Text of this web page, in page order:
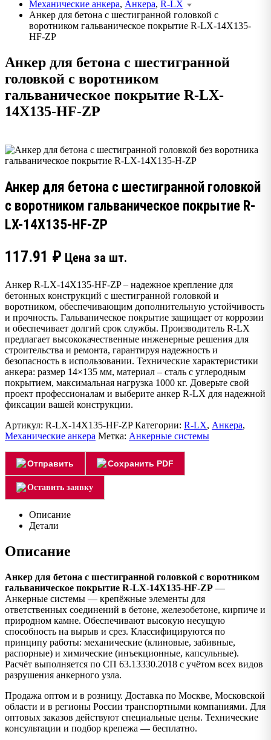
Механические анкера, Анкера, R-LX
Анкер для бетона с шестигранной головкой с
воротником гальваническое покрытие R-LX-14X135-
HF-ZP
Анкер для бетона с шестигранной
головкой с воротником
гальваническое покрытие R-LX-
14X135-HF-ZP
Анкер для бетона с шестигранной головкой
с воротником гальваническое покрытие R-
LX-14X135-HF-ZP
117.91 ₽ Цена за шт.
Анкер R-LX-14X135-HF-ZP – надежное крепление для
бетонных конструкций с шестигранной головкой и
воротником, обеспечивающим дополнительную устойчивость
и прочность. Гальваническое покрытие защищает от коррозии
и обеспечивает долгий срок службы. Производитель R-LX
предлагает высококачественные инженерные решения для
строительства и ремонта, гарантируя надежность и
безопасность в использовании. Технические характеристики
анкера: размер 14×135 мм, материал – сталь с углеродным
покрытием, максимальная нагрузка 1000 кг. Доверьте свой
проект профессионалам и выберите анкер R-LX для надежной
фиксации вашей конструкции.
Артикул: R-LX-14X135-HF-ZP Категории: R-LX, Анкера,
Механические анкера Метка: Анкерные системы
Отправить Сохранить PDF
Оставить заявку
Описание
Детали
Описание
Анкер для бетона с шестигранной головкой с воротником
гальваническое покрытие R-LX-14X135-HF-ZP —
Анкерные системы — крепёжные элементы для
ответственных соединений в бетоне, железобетоне, кирпиче и
природном камне. Обеспечивают высокую несущую
способность на вырыв и срез. Классифицируются по
принципу работы: механические (клиновые, забивные,
распорные) и химические (инъекционные, капсульные).
Расчёт выполняется по СП 63.13330.2018 с учётом всех видов
разрушения анкерного узла.
Продажа оптом и в розницу. Доставка по Москве, Московской
области и в регионы России транспортными компаниями. Для
оптовых заказов действуют специальные цены. Технические
консультации и подбор крепежа — бесплатно.